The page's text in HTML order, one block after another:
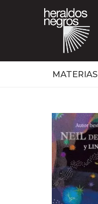
MATERIAS